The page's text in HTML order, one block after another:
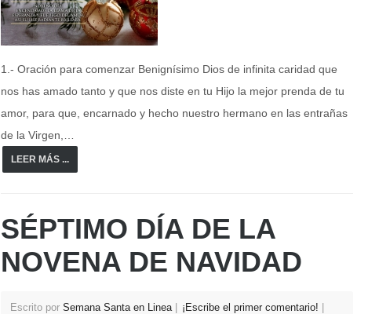
1.- Oración para comenzar Benignísimo Dios de infinita caridad que
nos has amado tanto y que nos diste en tu Hijo la mejor prenda de tu
amor, para que, encarnado y hecho nuestro hermano en las entrañas
de la Virgen,…
LEER MÁS ...
SÉPTIMO DÍA DE LA
NOVENA DE NAVIDAD
Escrito por Semana Santa en Linea ¡Escribe el primer comentario!